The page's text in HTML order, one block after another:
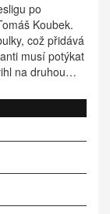
po
Koubek.
což přidává
musí potýkat
na druhou